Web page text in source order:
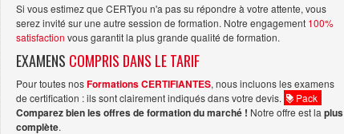
Si vous estimez que CERTyou n'a pas su répondre à votre attente, vous
serez invité sur une autre session de formation. Notre engagement 100%
satisfaction vous garantit la plus grande qualité de formation.
EXAMENS COMPRIS DANS LE TARIF
Pour toutes nosFormations CERTIFIANTES, nous incluons les examens
de certification : ils sont clairement indiqués dans votre devis.
Pack
Comparez bien les offres de formation du marché ! Notre offre est la plus
complète.